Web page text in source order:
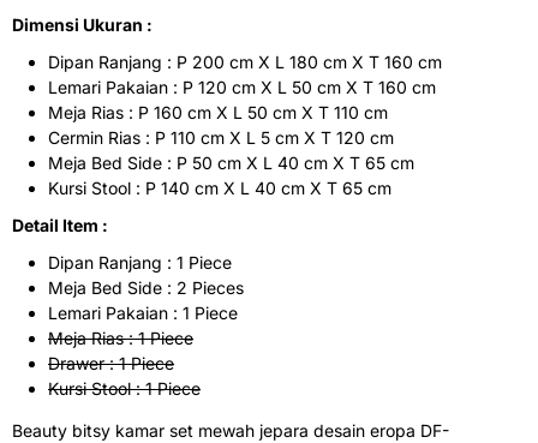
Dimensi Ukuran :
Dipan Ranjang : P 200 cm X L 180 cm X T 160 cm
Lemari Pakaian : P 120 cm X L 50 cm X T 160 cm
Meja Rias : P 160 cm X L 50 cm X T 110 cm
Cermin Rias : P 110 cm X L 5 cm X T 120 cm
Meja Bed Side : P 50 cm X L 40 cm X T 65 cm
Kursi Stool : P 140 cm X L 40 cm X T 65 cm
Detail Item :
Dipan Ranjang : 1 Piece
Meja Bed Side : 2 Pieces
Lemari Pakaian : 1 Piece
Meja Rias : 1 Piece
Drawer : 1 Piece
Kursi Stool : 1 Piece
Beauty bitsy kamar set mewah jepara desain eropa DF-